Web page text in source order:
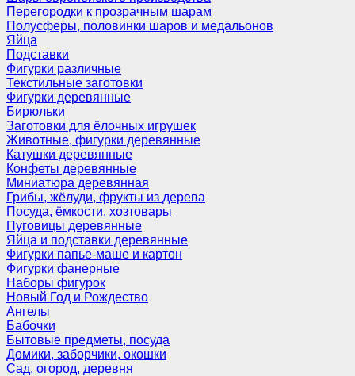
Перегородки к прозрачным шарам
Полусферы, половинки шаров и медальонов
Яйца
Подставки
Фигурки различные
Текстильные заготовки
Фигурки деревянные
Бирюльки
Заготовки для ёлочных игрушек
Животные, фигурки деревянные
Катушки деревянные
Конфеты деревянные
Миниатюра деревянная
Грибы, жёлуди, фрукты из дерева
Посуда, ёмкости, хозтовары
Пуговицы деревянные
Яйца и подставки деревянные
Фигурки папье-маше и картон
Фигурки фанерные
Наборы фигурок
Новый Год и Рождество
Ангелы
Бабочки
Бытовые предметы, посуда
Домики, заборчики, окошки
Сад, огород, деревня